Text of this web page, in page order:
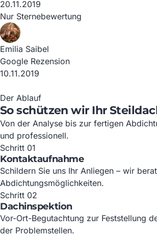
20.11.2019
Nur Sternebewertung
Emilia Saibel
Google Rezension
10.11.2019
Der Ablauf
So schützen wir Ihr
Von der Analyse bis zur fertigen
und professionell.
Schritt 01
Kontaktaufnahme
Schildern Sie uns Ihr Anliegen – wir
Abdichtungsmöglichkeiten.
Schritt 02
Dachinspektion
Vor-Ort-Begutachtung zur Feststellung
der Problemstellen.